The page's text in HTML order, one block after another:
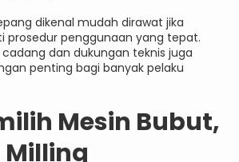
dikenal mudah dirawat jika
prosedur penggunaan yang tepat.
dan dukungan teknis juga
penting bagi banyak pelaku
Mesin Bubut,
Milling